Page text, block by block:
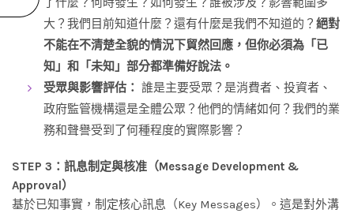
大？我們目前知道什麼？還有什麼是我們不知道的？ 絕對
不能在不清楚全貌的情況下貿然回應，但你必須為「已
知」和「未知」部分都準備好說法。
受眾與影響評估： 誰是主要受眾？是消費者、投資者、
政府監管機構還是全體公眾？他們的情緒如何？我們的業
務和聲譽受到了何種程度的實際影響？
STEP 3：訊息制定與核准（Message Development &
Approval）
基於已知事實，制定核心訊息（Key Messages）。這是對外溝